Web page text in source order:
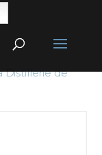
Distillerie de